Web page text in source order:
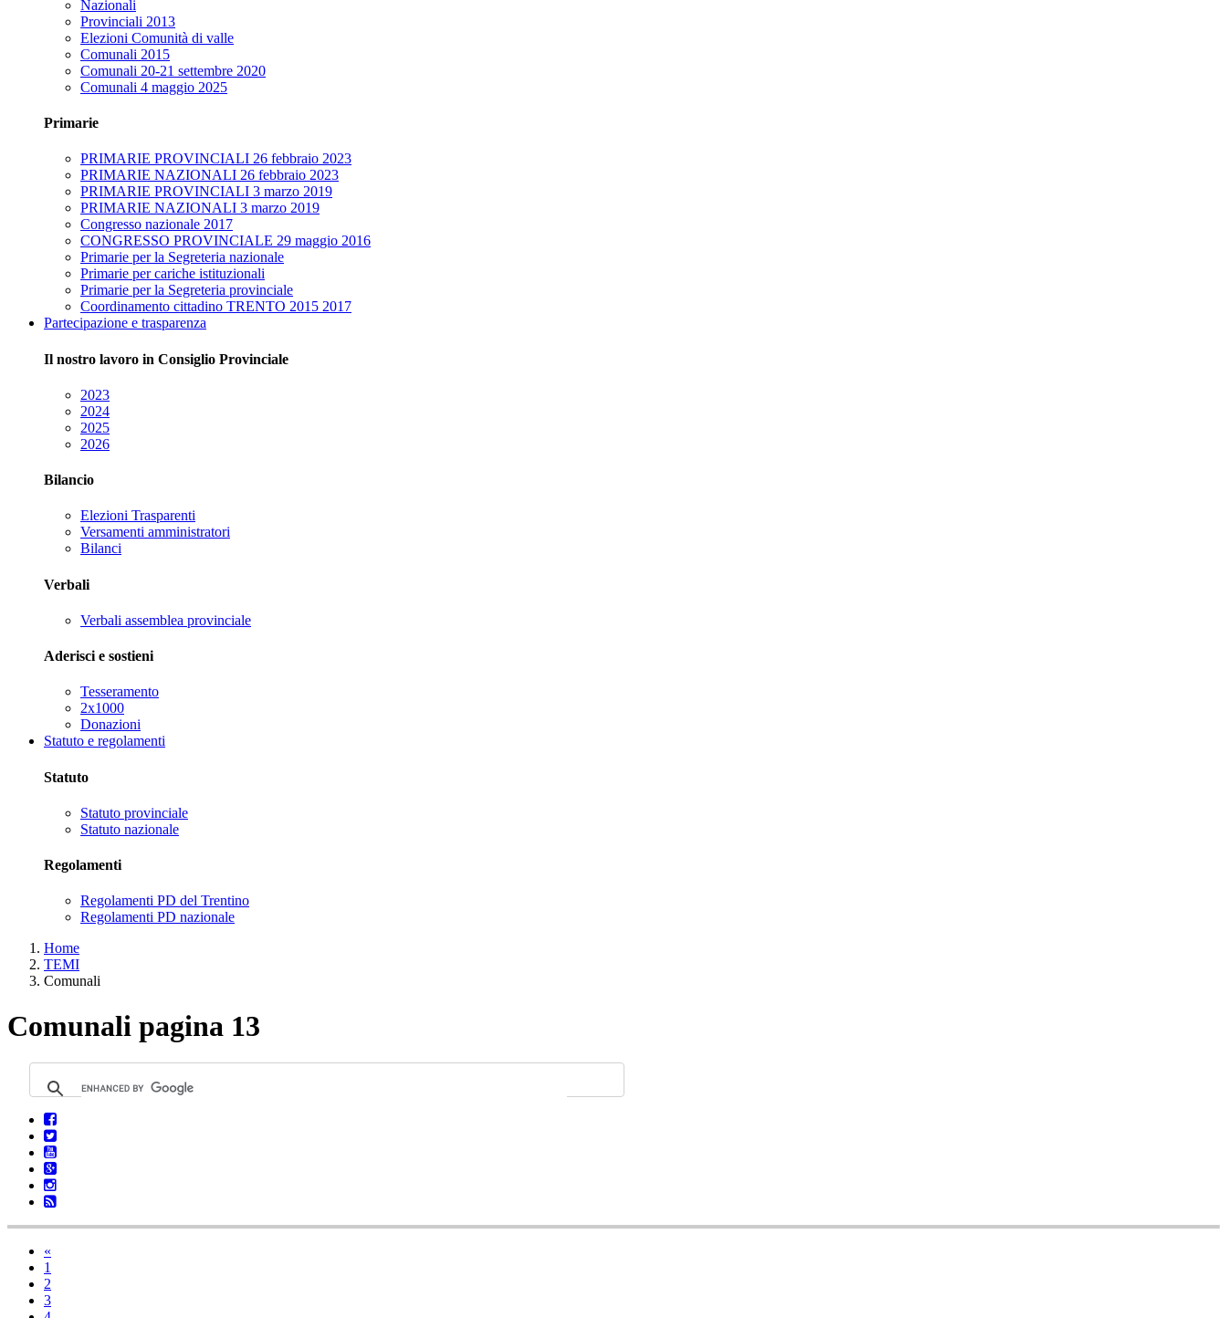
Nazionali
Provinciali 2013
Elezioni Comunità di valle
Comunali 2015
Comunali 20-21 settembre 2020
Comunali 4 maggio 2025
Primarie
PRIMARIE PROVINCIALI 26 febbraio 2023
PRIMARIE NAZIONALI 26 febbraio 2023
PRIMARIE PROVINCIALI 3 marzo 2019
PRIMARIE NAZIONALI 3 marzo 2019
Congresso nazionale 2017
CONGRESSO PROVINCIALE 29 maggio 2016
Primarie per la Segreteria nazionale
Primarie per cariche istituzionali
Primarie per la Segreteria provinciale
Coordinamento cittadino TRENTO 2015 2017
Partecipazione e trasparenza
Il nostro lavoro in Consiglio Provinciale
2023
2024
2025
2026
Bilancio
Elezioni Trasparenti
Versamenti amministratori
Bilanci
Verbali
Verbali assemblea provinciale
Aderisci e sostieni
Tesseramento
2x1000
Donazioni
Statuto e regolamenti
Statuto
Statuto provinciale
Statuto nazionale
Regolamenti
Regolamenti PD del Trentino
Regolamenti PD nazionale
Home
TEMI
Comunali
Comunali pagina 13
«
1
2
3